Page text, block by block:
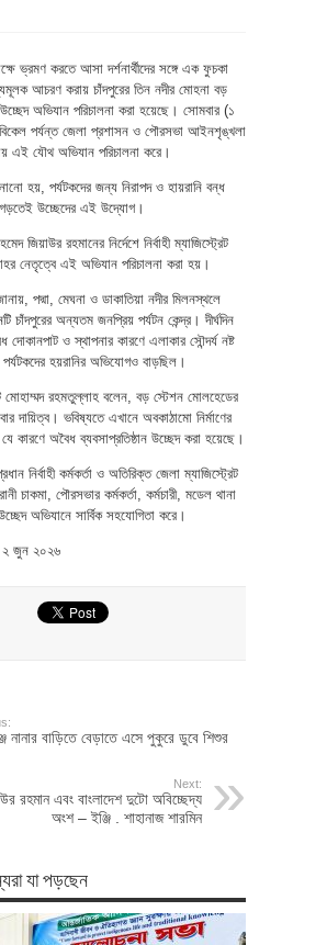
ভ্রমণ করতে আসা দর্শনার্থীদের সঙ্গে এক ফুচকা
আচরণ করায় চাঁদপুরের তিন নদীর মোহনা বড়
অভিযান পরিচালনা করা হয়েছে। সোমবার (১
পর্যন্ত জেলা প্রশাসন ও পৌরসভা আইনশৃঙ্খলা
এই যৌথ অভিযান পরিচালনা করে।
হয়, পর্যটকদের জন্য নিরাপদ ও হায়রানি বন্ধ
গড়তেই উচ্ছেদের এই উদ্যোগ।
জিয়াউর রহমানের নির্দেশে নির্বাহী ম্যাজিস্ট্রেট
নেতৃত্বে এই অভিযান পরিচালনা করা হয়।
পদ্মা, মেঘনা ও ডাকাতিয়া নদীর মিলনস্থলে
চাঁদপুরের অন্যতম জনপ্রিয় পর্যটন কেন্দ্র। দীর্ঘদিন
দোকানপাট ও স্থাপনার কারণে এলাকার সৌন্দর্য নষ্ট
পর্যটকদের হয়রানির অভিযোগও বাড়ছিল।
মোহাম্মদ রহমতুল্লাহ বলেন, বড় স্টেশন মোলহেডের
দায়িত্ব। ভবিষ্যতে এখানে অবকাঠামো নির্মাণের
কারণে অবৈধ ব্যবসাপ্রতিষ্ঠান উচ্ছেদ করা হয়েছে।
নির্বাহী কর্মকর্তা ও অতিরিক্ত জেলা ম্যাজিস্ট্রেট
চাকমা, পৌরসভার কর্মকর্তা, কর্মচারী, মডেল থানা
অভিযানে সার্বিক সহযোগিতা করে।
২ জুন ২০২৬
নানার বাড়িতে বেড়াতে এসে পুকুরে ডুবে শিশুর
Next:
রহমান এবং বাংলাদেশ দুটো অবিচ্ছেদ্য
অংশ – ইঞ্জি . শাহানাজ শারমিন
যা পড়ছেন